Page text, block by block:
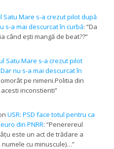
Satu Mare s-a crezut pilot după
s-a mai descurcat în curbă: “Da
când ești mangă de beat??”
Satu Mare s-a crezut pilot
nu s-a mai descurcat în
pe nimeni.Politia din
inconstienti”
USR: PSD face totul pentru ca
din PNRR: “Penerereul
este un act de trădare a
numele cu minuscule)…”